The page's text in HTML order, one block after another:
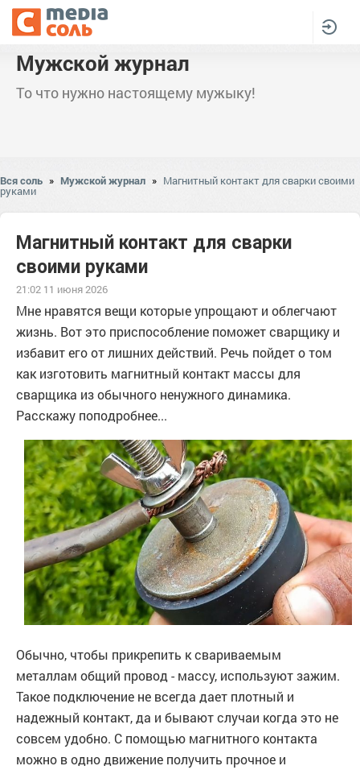
Мужской журнал
То что нужно настоящему мужыку!
Вся соль » Мужской журнал » Магнитный контакт для сварки своими
руками
Магнитный контакт для сварки
своими руками
21:02 11 июня 2026
Мне нравятся вещи которые упрощают и облегчают
жизнь. Вот это приспособление поможет сварщику и
избавит его от лишних действий. Речь пойдет о том
как изготовить магнитный контакт массы для
сварщика из обычного ненужного динамика.
Расскажу поподробнее...
Обычно, чтобы прикрепить к свариваемым
металлам общий провод - массу, используют зажим.
Такое подключение не всегда дает плотный и
надежный контакт, да и бывают случаи когда это не
совсем удобно. С помощью магнитного контакта
можно в одно движение получить прочное и